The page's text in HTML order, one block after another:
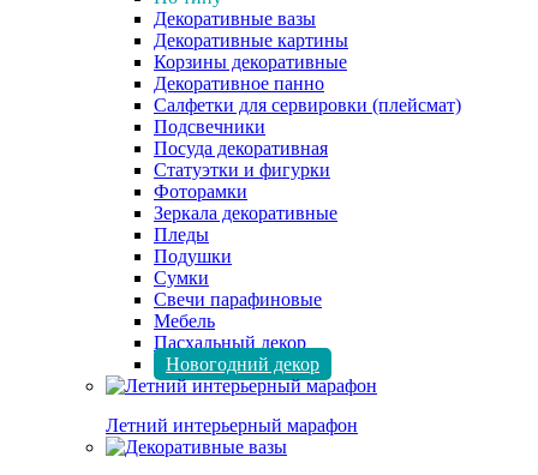
Декоративные вазы
Декоративные картины
Корзины декоративные
Декоративное панно
Салфетки для сервировки (плейсмат)
Подсвечники
Посуда декоративная
Статуэтки и фигурки
Фоторамки
Зеркала декоративные
Пледы
Подушки
Сумки
Свечи парафиновые
Мебель
Пасхальный декор
Новогодний декор
Летний интерьерный марафон